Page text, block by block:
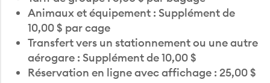
Animaux et équipement : Supplément de
10,00 $ par cage
Transfert vers un stationnement ou une autre
aérogare : Supplément de 10,00 $
Réservation en ligne avec affichage : 25,00 $